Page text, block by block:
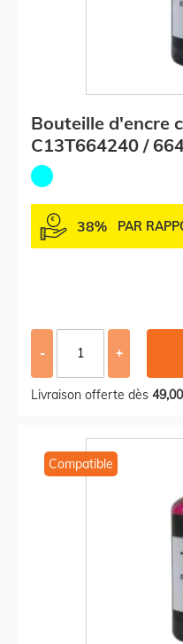
Bouteille d'encre
C13T664240 /
38% PAR
- +
Livraison offerte dès
Compatible